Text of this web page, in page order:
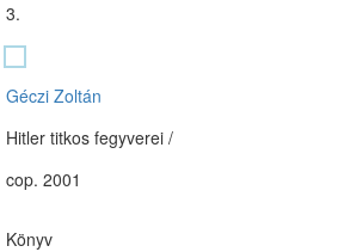
3.
Géczi Zoltán
Hitler titkos fegyverei /
cop. 2001
Könyv